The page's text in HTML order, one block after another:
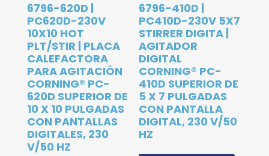
6796-620D |
PC620D-230V
10X10 HOT
PLT/STIR | PLACA
CALEFACTORA
PARA AGITACIÓN
CORNING® PC-
620D SUPERIOR DE
10 X 10 PULGADAS
CON PANTALLAS
DIGITALES, 230
V/50 HZ
6796-410D |
PC410D-230V 5X7
STIRRER DIGITA |
AGITADOR
DIGITAL
CORNING® PC-
410D SUPERIOR DE
5 X 7 PULGADAS
CON PANTALLA
DIGITAL, 230 V/50
HZ